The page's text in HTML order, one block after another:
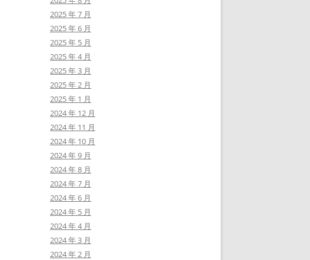
2025 年 7 月
2025 年 6 月
2025 年 5 月
2025 年 4 月
2025 年 3 月
2025 年 2 月
2025 年 1 月
2024 年 12 月
2024 年 11 月
2024 年 10 月
2024 年 9 月
2024 年 8 月
2024 年 7 月
2024 年 6 月
2024 年 5 月
2024 年 4 月
2024 年 3 月
2024 年 2 月